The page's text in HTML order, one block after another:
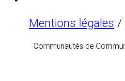
Mentions légales /
Communautés de